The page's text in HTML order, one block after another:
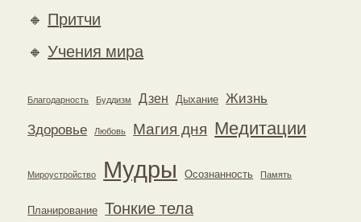
🔸 Притчи
🔸Учения мира
Благодарность Буддизм Дзен Дыхание Жизнь
Здоровье Любовь Магия дня Медитации
Мироустройство Мудры Осознанность Память
Планирование Тонкие тела